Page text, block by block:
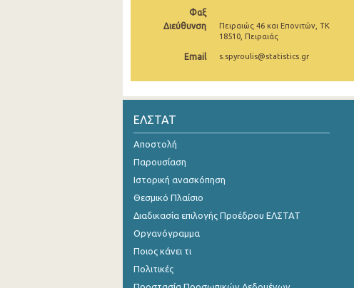
1961
Φαξ
Διεύθυνση
Πειραιώς 46 και Επονιτών, ΤΚ
18510, Πειραιάς
Email s.spyroulis@statistics.gr
ΕΛΣΤΑΤ
Αποστολή
Παρουσίαση
Ιστορική ανασκόπηση
Θεσμικό Πλαίσιο
Διαδικασία επιλογής Προέδρου ΕΛΣΤΑΤ
Οργανόγραμμα
Ποιος κάνει τι
Πολιτικές